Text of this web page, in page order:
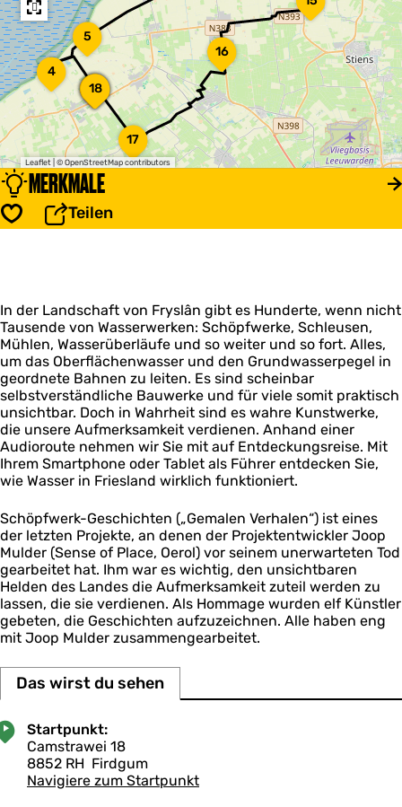
a
d
d
r
e
s
s
1
2
Y
e
b
H
e
t
t
i
n
g
e
u
m
3
4
5
a
u
r
a
n
t
d
e
w
u
c
h
r
z
e
n
t
r
e
P
l
a
a
16
17
18
Leaflet © OpenStreetMap contributors
MERKMALE
SpeichernTeilen
In der Landschaft von Fryslân gibt es Hunderte, wenn nicht
Tausende von Wasserwerken: Schöpfwerke, Schleusen,
Mühlen, Wasserüberläufe und so weiter und so fort. Alles,
um das Oberflächenwasser und den Grundwasserpegel in
geordnete Bahnen zu leiten. Es sind scheinbar
selbstverständliche Bauwerke und für viele somit praktisch
unsichtbar. Doch in Wahrheit sind es wahre Kunstwerke,
die unsere Aufmerksamkeit verdienen. Anhand einer
Audioroute nehmen wir Sie mit auf Entdeckungsreise. Mit
Ihrem Smartphone oder Tablet als Führer entdecken Sie,
wie Wasser in Friesland wirklich funktioniert.
Schöpfwerk-Geschichten („Gemalen Verhalen“) ist eines
der letzten Projekte, an denen der Projektentwickler Joop
Mulder (Sense of Place, Oerol) vor seinem unerwarteten Tod
gearbeitet hat. Ihm war es wichtig, den unsichtbaren
Helden des Landes die Aufmerksamkeit zuteil werden zu
lassen, die sie verdienen. Als Hommage wurden elf Künstler
gebeten, die Geschichten aufzuzeichnen. Alle haben eng
mit Joop Mulder zusammengearbeitet.
Das wirst du sehen
Startpunkt:
Camstrawei 18
8852 RH Firdgum
Navigiere zum Startpunkt